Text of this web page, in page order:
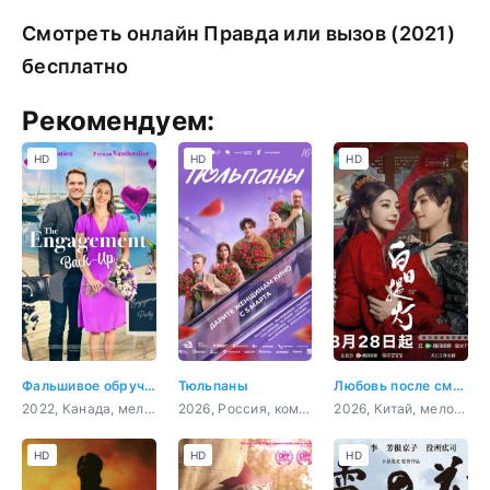
Смотреть онлайн Правда или вызов (2021)
бесплатно
Рекомендуем:
Фальшивое обручение
2022, Канада, мелодрама, комедия
HD
Тюльпаны
2026, Россия, комедия, мелодрама
HD
Любовь после смерти
2026, Китай, мелодрама, фэнтези
HD
HD HD HD